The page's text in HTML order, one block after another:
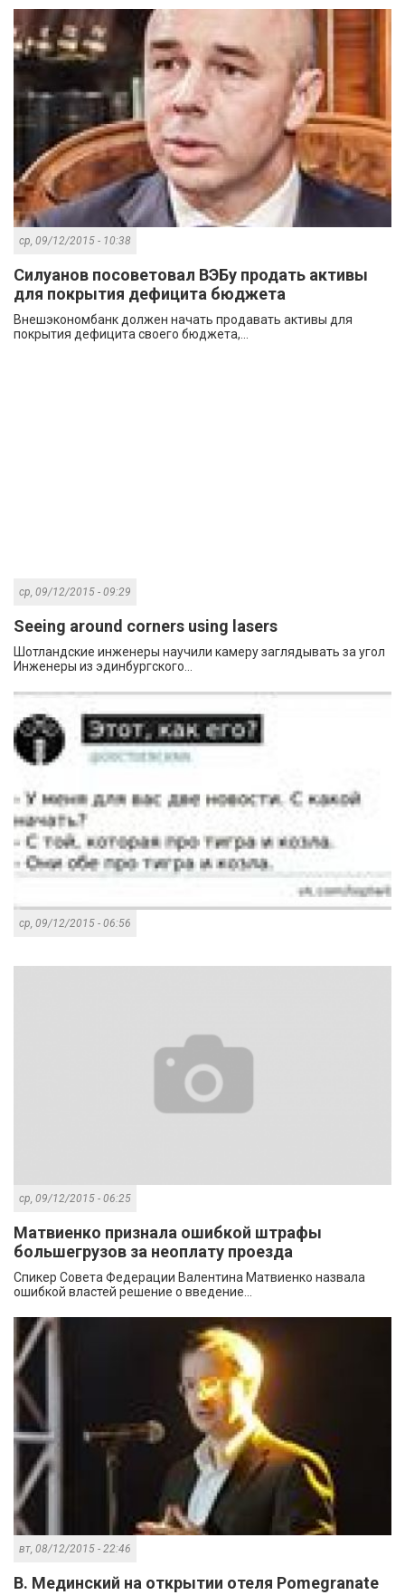
ср, 09/12/2015 - 10:38
Силуанов посоветовал ВЭБу продать активы
для покрытия дефицита бюджета
Внешэкономбанк должен начать продавать активы для
покрытия дефицита своего бюджета,...
ср, 09/12/2015 - 09:29
Seeing around corners using lasers
Шотландские инженеры научили камеру заглядывать за угол
Инженеры из эдинбургского...
ср, 09/12/2015 - 06:56
ср, 09/12/2015 - 06:25
Матвиенко признала ошибкой штрафы
большегрузов за неоплату проезда
Спикер Совета Федерации Валентина Матвиенко назвала
ошибкой властей решение о введение...
вт, 08/12/2015 - 22:46
В. Мединский на открытии отеля Pomegranate